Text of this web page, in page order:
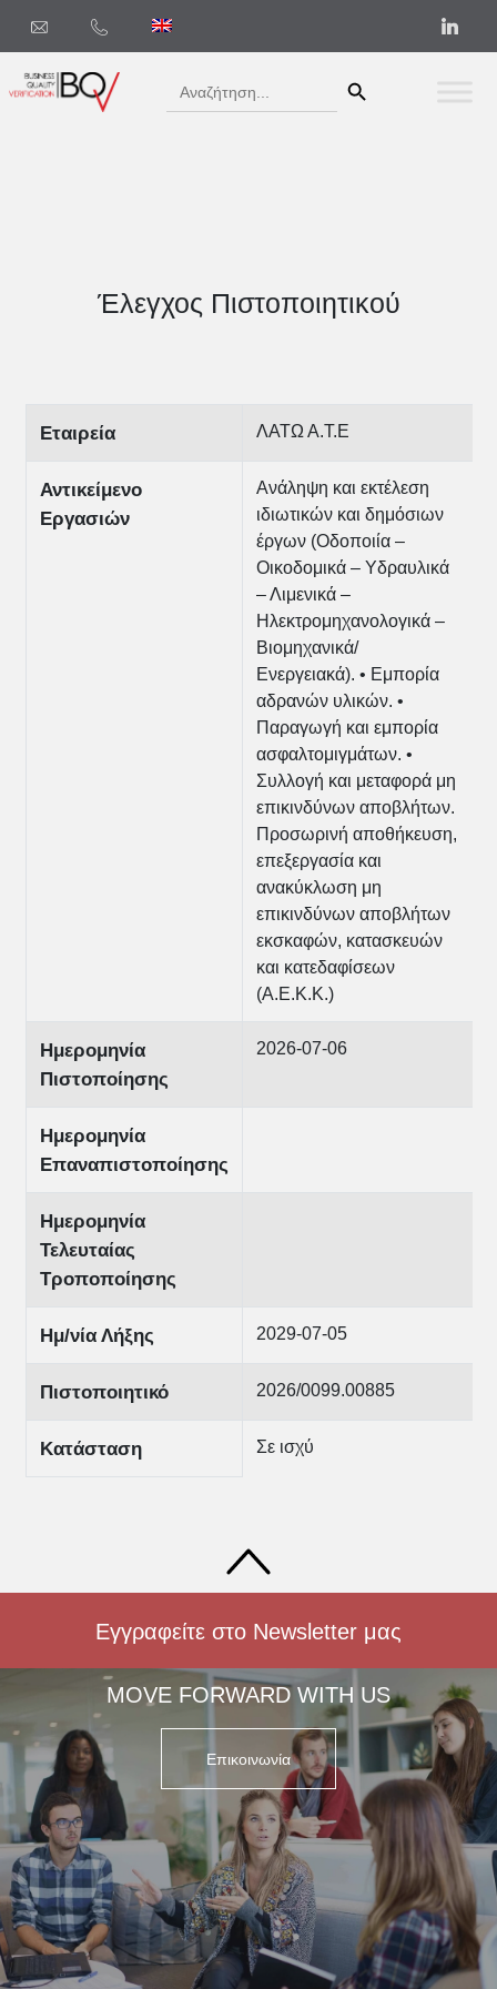
Search
for:
Έλεγχος Πιστοποιητικού
Εταιρεία ΛΑΤΩ Α.Τ.Ε
Αντικείμενο
Εργασιών
Ανάληψη και εκτέλεση
ιδιωτικών και δημόσιων
έργων (Οδοποιία –
Οικοδομικά – Υδραυλικά
– Λιμενικά –
Ηλεκτρομηχανολογικά –
Βιομηχανικά/
Ενεργειακά). • Εμπορία
αδρανών υλικών. •
Παραγωγή και εμπορία
ασφαλτομιγμάτων. •
Συλλογή και μεταφορά μη
επικινδύνων αποβλήτων.
Προσωρινή αποθήκευση,
επεξεργασία και
ανακύκλωση μη
επικινδύνων αποβλήτων
εκσκαφών, κατασκευών
και κατεδαφίσεων
(Α.Ε.Κ.Κ.)
Ημερομηνία
Πιστοποίησης
2026-07-06
Ημερομηνία
Επαναπιστοποίησης
Ημερομηνία
Τελευταίας
Τροποποίησης
Ημ/νία Λήξης 2029-07-05
Πιστοποιητικό 2026/0099.00885
Κατάσταση Σε ισχύ
Εγγραφείτε στο Newsletter μας
MOVE FORWARD WITH US
Επικοινωνία